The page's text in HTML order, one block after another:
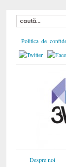
Politica de
Despre noi